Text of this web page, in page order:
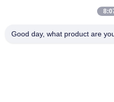
Feuerverzögernder
Good day, what product are